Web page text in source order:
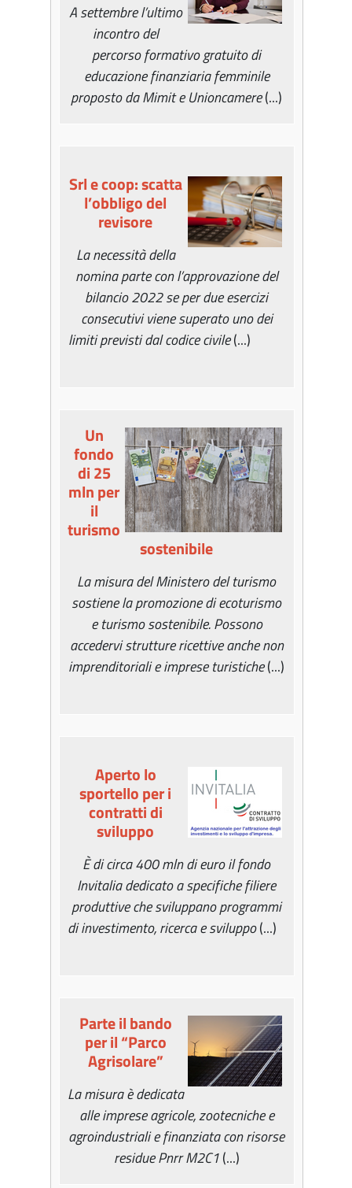
A settembre l’ultimo
incontro del
percorso formativo gratuito di
educazione finanziaria femminile
proposto da Mimit e Unioncamere(...)
Srl e coop: scatta
l’obbligo del
revisore
La necessità della
nomina parte con l’approvazione del
bilancio 2022 se per due esercizi
consecutivi viene superato uno dei
limiti previsti dal codice civile(...)
Un
fondo
di 25
mln per
il
turismo
sostenibile
La misura del Ministero del turismo
sostiene la promozione di ecoturismo
e turismo sostenibile. Possono
accedervi strutture ricettive anche non
imprenditoriali e imprese turistiche(...)
Aperto lo
sportello per i
contratti di
sviluppo
È di circa 400 mln di euro il fondo
Invitalia dedicato a specifiche filiere
produttive che sviluppano programmi
di investimento, ricerca e sviluppo(...)
Parte il bando
per il “Parco
Agrisolare”
La misura è dedicata
alle imprese agricole, zootecniche e
agroindustriali e finanziata con risorse
residue Pnrr M2C1(...)